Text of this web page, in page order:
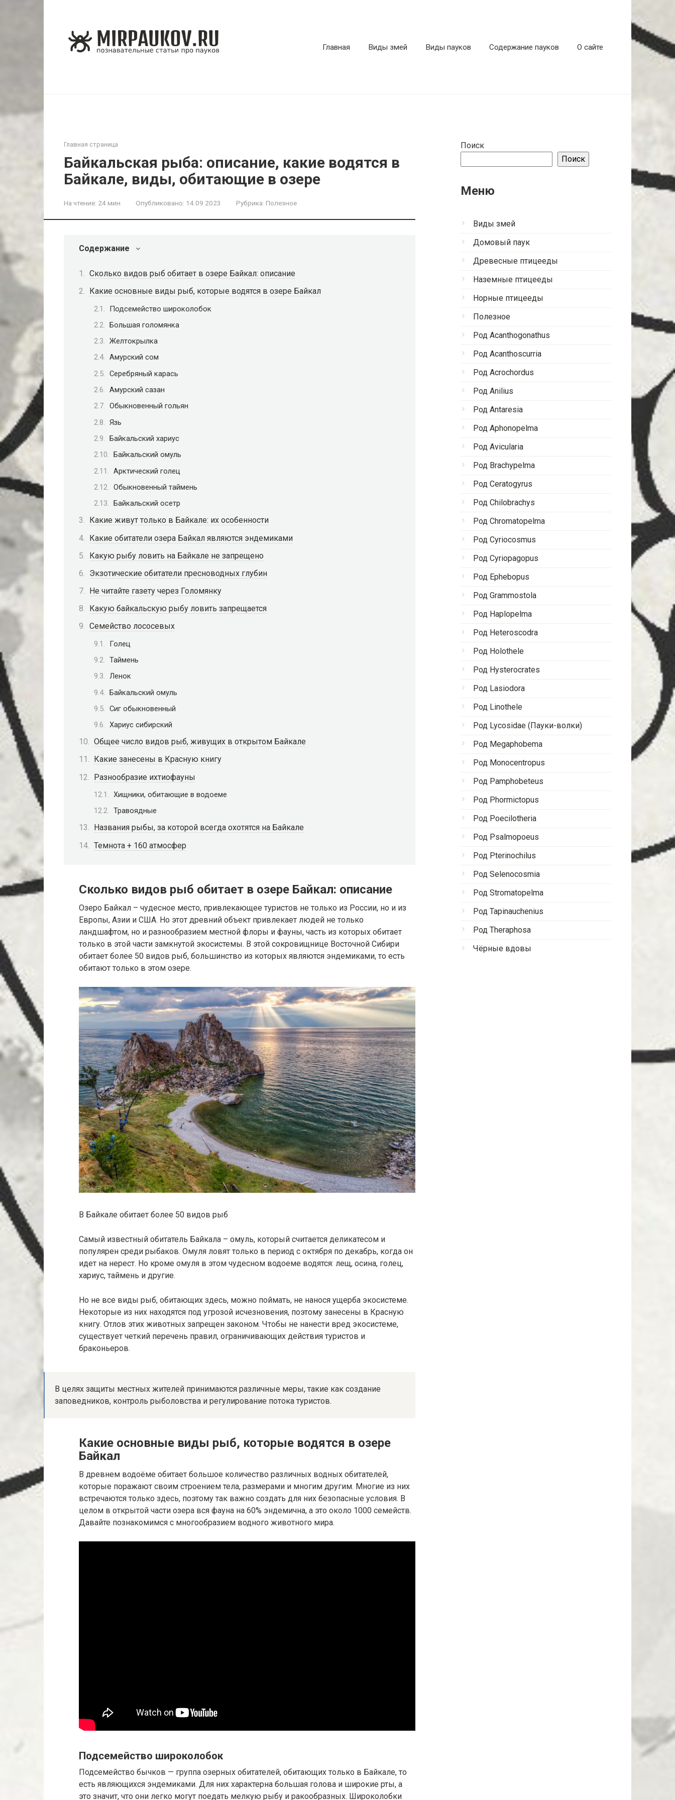
Главная Виды змей Виды пауков Содержание пауков О сайте
Главная страница
Байкальская рыба: описание, какие водятся в
Байкале, виды, обитающие в озере
На чтение: 24 мин Опубликовано: 14.09.2023 Рубрика: Полезное
Содержание
Сколько видов рыб обитает в озере Байкал: описание
Какие основные виды рыб, которые водятся в озере Байкал
Подсемейство широколобок
Большая голомянка
Желтокрылка
Амурский сом
Серебряный карась
Амурский сазан
Обыкновенный гольян
Язь
Байкальский хариус
Байкальский омуль
Арктический голец
Обыкновенный таймень
Байкальский осетр
Какие живут только в Байкале: их особенности
Какие обитатели озера Байкал являются эндемиками
Какую рыбу ловить на Байкале не запрещено
Экзотические обитатели пресноводных глубин
Не читайте газету через Голомянку
Какую байкальскую рыбу ловить запрещается
Семейство лососевых
Голец
Таймень
Ленок
Байкальский омуль
Сиг обыкновенный
Хариус сибирский
Общее число видов рыб, живущих в открытом Байкале
Какие занесены в Красную книгу
Разнообразие ихтиофауны
Хищники, обитающие в водоеме
Травоядные
Названия рыбы, за которой всегда охотятся на Байкале
Темнота + 160 атмосфер
Сколько видов рыб обитает в озере Байкал: описание
Озеро Байкал – чудесное место, привлекающее туристов не только из России, но и из
Европы, Азии и США. Но этот древний объект привлекает людей не только
ландшафтом, но и разнообразием местной флоры и фауны, часть из которых обитает
только в этой части замкнутой экосистемы. В этой сокровищнице Восточной Сибири
обитает более 50 видов рыб, большинство из которых являются эндемиками, то есть
обитают только в этом озере.
В Байкале обитает более 50 видов рыб
Самый известный обитатель Байкала – омуль, который считается деликатесом и
популярен среди рыбаков. Омуля ловят только в период с октября по декабрь, когда он
идет на нерест. Но кроме омуля в этом чудесном водоеме водятся: лещ, осина, голец,
хариус, таймень и другие.
Но не все виды рыб, обитающих здесь, можно поймать, не нанося ущерба экосистеме.
Некоторые из них находятся под угрозой исчезновения, поэтому занесены в Красную
книгу. Отлов этих животных запрещен законом. Чтобы не нанести вред экосистеме,
существует четкий перечень правил, ограничивающих действия туристов и
браконьеров.
В целях защиты местных жителей принимаются различные меры, такие как создание
заповедников, контроль рыболовства и регулирование потока туристов.
Какие основные виды рыб, которые водятся в озере
Байкал
В древнем водоёме обитает большое количество различных водных обитателей,
которые поражают своим строением тела, размерами и многим другим. Многие из них
встречаются только здесь, поэтому так важно создать для них безопасные условия. В
целом в открытой части озера вся фауна на 60% эндемична, а это около 1000 семейств.
Давайте познакомимся с многообразием водного животного мира.
Подсемейство широколобок
Подсемейство бычков — группа озерных обитателей, обитающих только в Байкале, то
есть являющихся эндемиками. Для них характерна большая голова и широкие рты, а
это значит, что они легко могут поедать мелкую рыбу и ракообразных. Широколобки
Поиск
Поиск
Меню
Виды змей
Домовый паук
Древесные птицееды
Наземные птицееды
Норные птицееды
Полезное
Род Acanthogonathus
Род Acanthoscurria
Род Acrochordus
Род Anilius
Род Antaresia
Род Aphonopelma
Род Avicularia
Род Brachypelma
Род Ceratogyrus
Род Chilobrachys
Род Chromatopelma
Род Cyriocosmus
Род Cyriopagopus
Род Ephebopus
Род Grammostola
Род Haplopelma
Род Heteroscodra
Род Holothele
Род Hysterocrates
Род Lasiodora
Род Linothele
Род Lycosidae (Пауки-волки)
Род Megaphobema
Род Monocentropus
Род Pamphobeteus
Род Phormictopus
Род Poecilotheria
Род Psalmopoeus
Род Pterinochilus
Род Selenocosmia
Род Stromatopelma
Род Tapinauchenius
Род Theraphosa
Чёрные вдовы